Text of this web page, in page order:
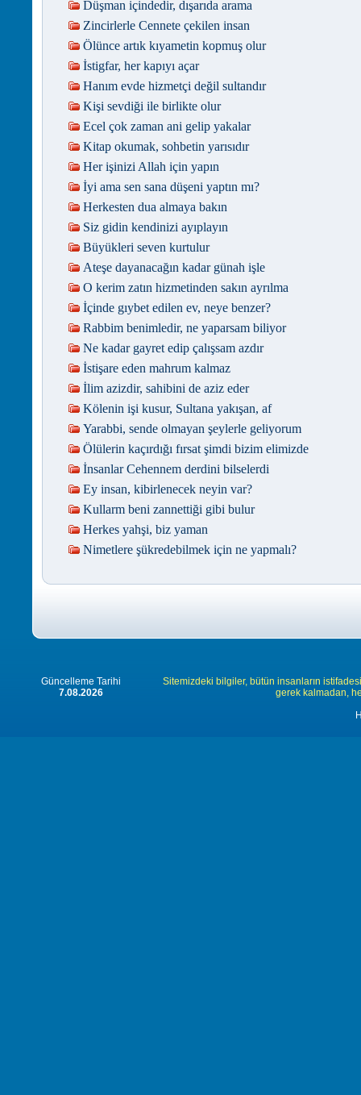
Düşman içindedir, dışarıda arama
Zincirlerle Cennete çekilen insan
Ölünce artık kıyametin kopmuş olur
İstigfar, her kapıyı açar
Hanım evde hizmetçi değil sultandır
Kişi sevdiği ile birlikte olur
Ecel çok zaman ani gelip yakalar
Kitap okumak, sohbetin yarısıdır
Her işinizi Allah için yapın
İyi ama sen sana düşeni yaptın mı?
Herkesten dua almaya bakın
Siz gidin kendinizi ayıplayın
Büyükleri seven kurtulur
Ateşe dayanacağın kadar günah işle
O kerim zatın hizmetinden sakın ayrılma
İçinde gıybet edilen ev, neye benzer?
Rabbim benimledir, ne yaparsam biliyor
Ne kadar gayret edip çalışsam azdır
İstişare eden mahrum kalmaz
İlim azizdir, sahibini de aziz eder
Kölenin işi kusur, Sultana yakışan, af
Yarabbi, sende olmayan şeylerle geliyorum
Ölülerin kaçırdığı fırsat şimdi bizim elimizde
İnsanlar Cehennem derdini bilselerdi
Ey insan, kibirlenecek neyin var?
Kullarm beni zannettiği gibi bulur
Herkes yahşi, biz yaman
Nimetlere şükredebilmek için ne yapmalı?
Güncelleme Tarihi
7.08.2026
Sitemizdeki bilgiler, bütün insanların
gerek kalmadan,